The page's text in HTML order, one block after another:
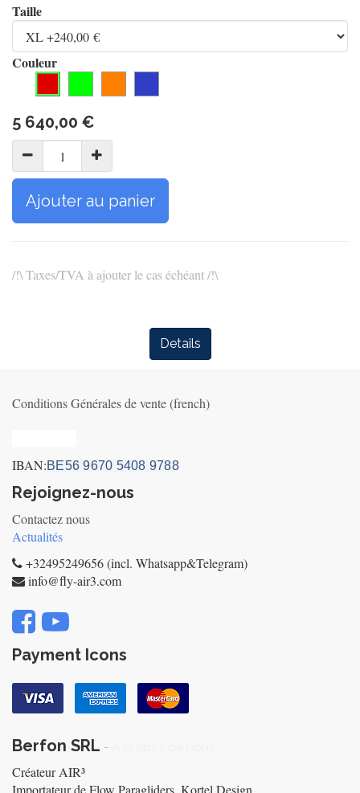
Taille
Couleur
5 640,00 €
Ajouter au panier
/!\ Taxes/TVA à ajouter le cas échéant /!\
Details
Conditions Générales de vente (french)
IBAN:BE56 9670 5408 9788
Rejoignez-nous
Contactez nous
Actualités
+32495249656 (incl. Whatsapp&Telegram)
info@fly-air3.com
Payment Icons
Berfon SRL -
Créateur AIR³
Importateur de Flow Paragliders, Kortel Design